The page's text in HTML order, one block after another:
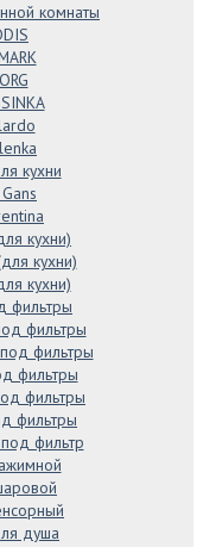
комнаты
кухни
кухни)
кухни)
кухни)
фильтры
фильтры
фильтры
фильтры
фильтры
фильтры
под фильтр
душа